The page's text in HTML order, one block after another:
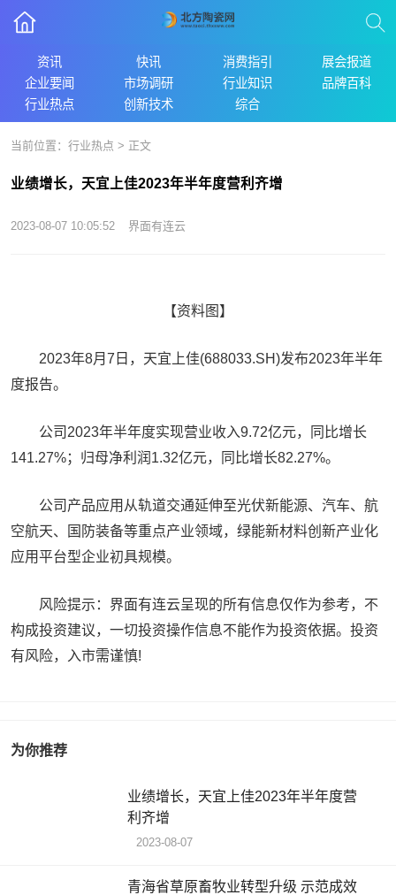
资讯 快讯 消费指引
展会报道
企业要闻
市场调研 行业知识
品牌百科
行业热点
创新技术 综合
当前位置： 行业热点 > 正文
业绩增长，天宜上佳2023年半年度营利齐增
2023-08-07 10:05:52 界面有连云
【资料图】
2023年8月7日，天宜上佳(688033.SH)发布2023年半年
度报告。
公司2023年半年度实现营业收入9.72亿元，同比增长
141.27%；归母净利润1.32亿元，同比增长82.27%。
公司产品应用从轨道交通延伸至光伏新能源、汽车、航
空航天、国防装备等重点产业领域，绿能新材料创新产业化
应用平台型企业初具规模。
风险提示：界面有连云呈现的所有信息仅作为参考，不
构成投资建议，一切投资操作信息不能作为投资依据。投资
有风险，入市需谨慎!
为你推荐
业绩增长，天宜上佳2023年半年度营
利齐增
2023-08-07
青海省草原畜牧业转型升级 示范成效